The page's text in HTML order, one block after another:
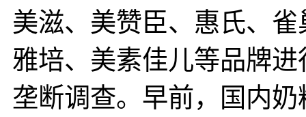
美滋、美赞臣、惠氏、雀
雅培、美素佳儿等品牌进
垄断调查。早前，国内奶